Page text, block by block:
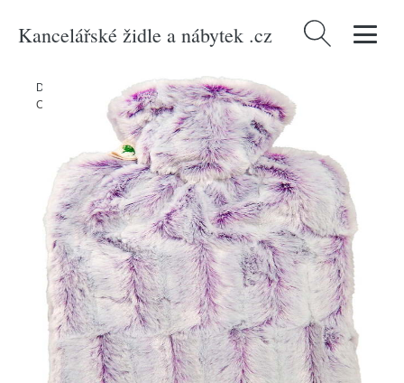
Kancelářské židle a nábytek .cz Vyhledávání
Domů /Koupelna/Termofor s obalem z umělé kožešiny
Classic - Hugo Frosch